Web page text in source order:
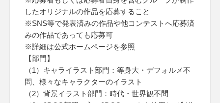
したオリジナルの作品を応募すること
※SNS等で発表済みの作品や他コンテストへ応募済
みの作品であっても応募可
※詳細は公式ホームページを参照
【部門】
（1）キャライラスト部門：等身大・デフォルメ不
問、様々なキャラクターのイラスト
（2）背景イラスト部門：時代・世界観不問